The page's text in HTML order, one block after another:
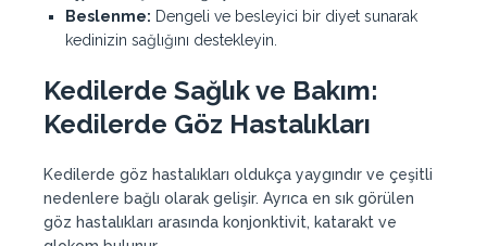
Beslenme: Dengeli ve besleyici bir diyet sunarak
kedinizin sağlığını destekleyin.
Kedilerde Sağlık ve Bakım:
Kedilerde Göz Hastalıkları
Kedilerde göz hastalıkları oldukça yaygındır ve çeşitli
nedenlere bağlı olarak gelişir. Ayrıca en sık görülen
göz hastalıkları arasında konjonktivit, katarakt ve